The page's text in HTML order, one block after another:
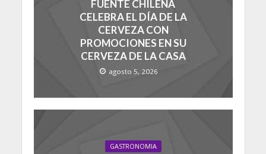
FUENTE CHILENA
CELEBRA EL DÍA DE LA
CERVEZA CON
PROMOCIONES EN SU
CERVEZA DE LA CASA
agosto 5, 2026
GASTRONOMIA